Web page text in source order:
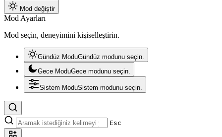
Mod değiştir
Mod Ayarları
Mod seçin, deneyimini kişiselleştirin.
Gündüz ModuGündüz modunu seçin.
Gece ModuGece modunu seçin.
Sistem ModuSistem modunu seçin.
Esc